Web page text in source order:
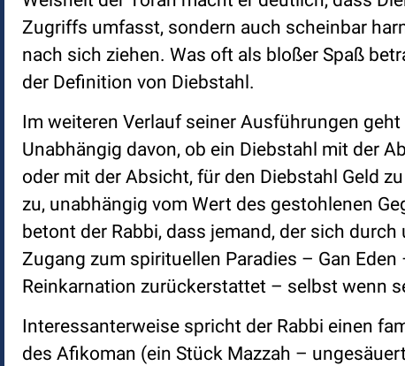
Zugriffs umfasst, sondern auch scheinbar
nach sich ziehen. Was oft als bloßer Spaß
der Definition von Diebstahl.
Im weiteren Verlauf seiner Ausführungen
Unabhängig davon, ob ein Diebstahl mit der
oder mit der Absicht, für den Diebstahl Geld
zu, unabhängig vom Wert des gestohlenen
betont der Rabbi, dass jemand, der sich
Zugang zum spirituellen Paradies – Gan
Reinkarnation zurückerstattet – selbst wenn
Interessanterweise spricht der Rabbi einen
des Afikoman (ein Stück Mazzah –